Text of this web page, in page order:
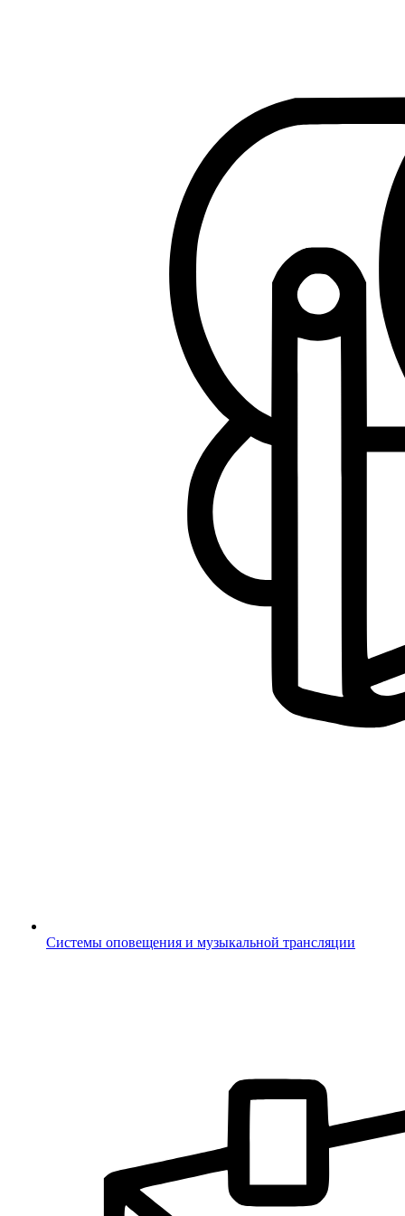
Системы оповещения и музыкальной трансляции